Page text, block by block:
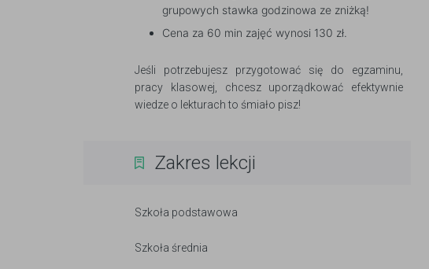
grupowych stawka godzinowa ze zniżką!
Cena za 60 min zajęć wynosi 130 zł.
Jeśli potrzebujesz przygotować się do egzaminu,
pracy klasowej, chcesz uporządkować efektywnie
wiedze o lekturach to śmiało pisz!
Zakres lekcji
Szkoła podstawowa
Szkoła średnia